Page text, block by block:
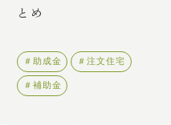
とめ
＃助成金 ＃注文住宅
＃補助金